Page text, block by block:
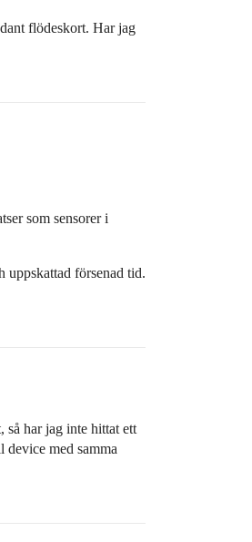
flödeskort. Har jag
som sensorer i
uppskattad försenad tid.
så har jag inte hittat ett
device med samma